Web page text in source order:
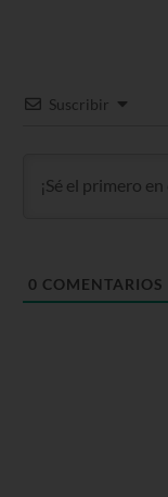
Suscribir
0 COMENTARIOS